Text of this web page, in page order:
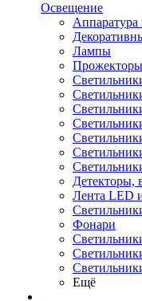
Освещение
Аппаратура
Лампы
Детекторы,
Лента LED
Фонари
Ещё